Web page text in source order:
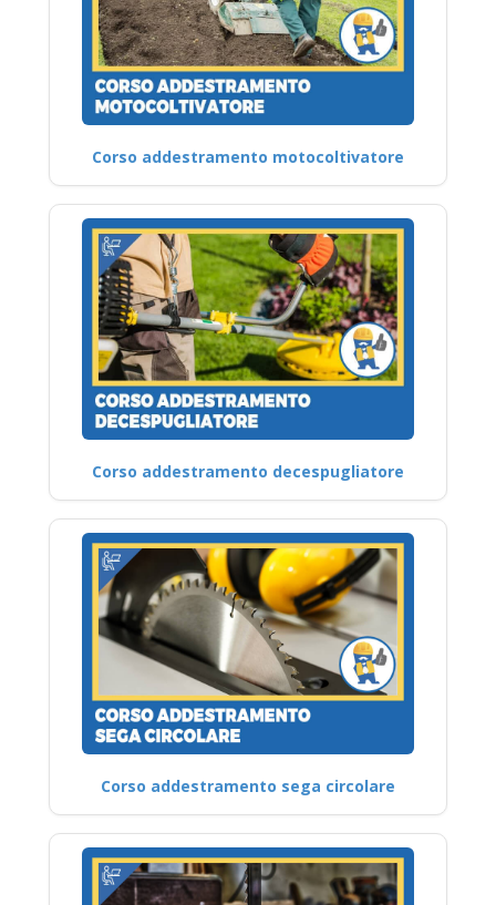
Corso addestramento motocoltivatore
Corso addestramento decespugliatore
Corso addestramento sega circolare